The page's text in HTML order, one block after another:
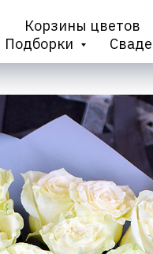
Корзины цветов
Подборки